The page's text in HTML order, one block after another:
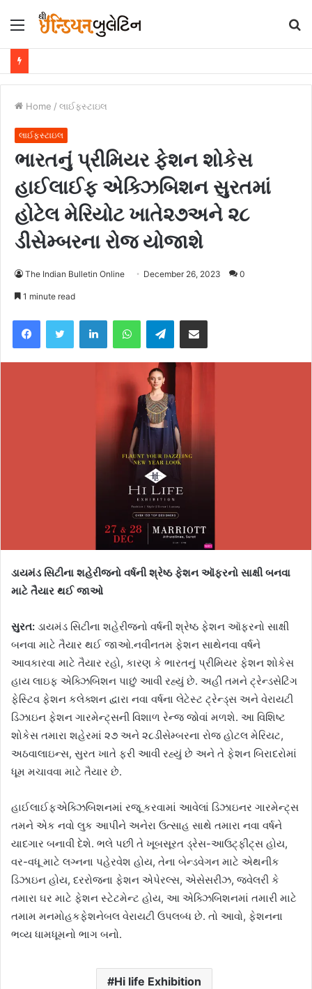
Menu
Home / લાઈફસ્ટાઇલ
લાઈફસ્ટાઇલ
ભારતનું પ્રીમિયર ફેશન શોકેસ
હાઈલાઈફ એક્ઝિબિશન સુરતમાં
હોટેલ મેરિયોટ ખાતે૨૭અને ૨૮
ડીસેમ્બરના રોજ યોજાશે
The Indian Bulletin Online December 26, 2023 0
1 minute read
Telegram
ડાયમંડ સિટીના શહેરીજનો વર્ષની શ્રેષ્ઠ ફેશન ઑફરનો સાક્ષી બનવા
માટે તૈયાર થઈ જાઓ
સુરત: ડાયમંડ સિટીના શહેરીજનો વર્ષની શ્રેષ્ઠ ફેશન ઑફરનો સાક્ષી
બનવા માટે તૈયાર થઈ જાઓ.નવીનતમ ફેશન સાથેનવા વર્ષને
આવકારવા માટે તૈયાર રહો, કારણ કે ભારતનું પ્રીમિયર ફેશન શોકેસ
હાય લાઇફ એક્ઝિબિશન પાછું આવી રહ્યું છે. અહીં તમને ટ્રેન્ડસેટિંગ
ફેસ્ટિવ ફેશન કલેક્શન દ્વારા નવા વર્ષના લેટેસ્ટ ટ્રેન્ડ્સ અને વેરાયટી
ડિઝાઇન ફેશન ગારમેન્ટ્સની વિશાળ રેન્જ જોવાં મળશે. આ વિશિષ્ટ
શોકેસ તમારા શહેરમાં ૨૭ અને ૨૮ડીસેમ્બરના રોજ હોટલ મેરિયટ,
અઠવાલાઇન્સ, સુરત ખાતે ફરી આવી રહ્યું છે અને તે ફેશન બિરાદરોમાં
ધૂમ મચાવવા માટે તૈયાર છે.
હાઈલાઈફએક્ઝિબિશનમાં રજૂ કરવામાં આવેલાં ડિઝાઇનર ગારમેન્ટ્સ
તમને એક નવો લુક આપીને અનેરા ઉત્સાહ સાથે તમારા નવા વર્ષને
યાદગાર બનાવી દેશે. ભલે પછી તે ખૂબસૂરત ડ્રેસ-આઉટ્ફીટ્સ હોય,
વર-વધૂ માટે લગ્નના પહેરવેશ હોય, તેના બેન્ડવેગન માટે એથનીક
ડિઝાઇન હોય, દરરોજના ફેશન એપેરલ્સ, એસેસરીઝ, જ્વેલરી કે
તમારા ઘર માટે ફેશન સ્ટેટમેન્ટ હોય, આ એક્ઝિબિશનમાં તમારી માટે
તમામ મનમોહકફેશનેબલ વેરાયટી ઉપલબ્ધ છે. તો આવો, ફેશનના
ભવ્ય ધામધૂમનો ભાગ બનો.
Hi life Exhibition